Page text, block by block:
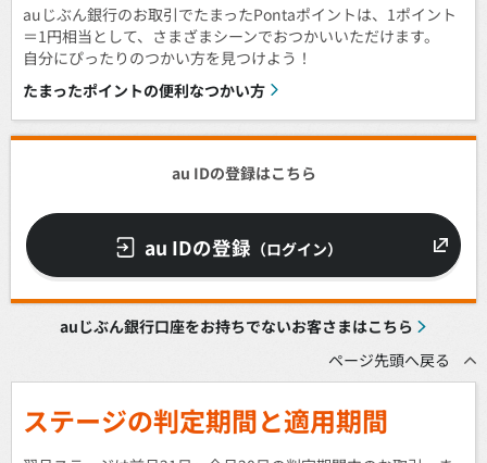
auじぶん銀行のお取引でたまったPontaポイントは、1ポイント
＝1円相当として、さまざまシーンでおつかいいただけます。
自分にぴったりのつかい方を見つけよう！
たまったポイントの便利なつかい方
au IDの登録はこちら
au IDの登録 （ログイン）
auじぶん銀行口座をお持ちでないお客さまはこちら
ページ先頭へ戻る
ステージの判定期間と適用期間